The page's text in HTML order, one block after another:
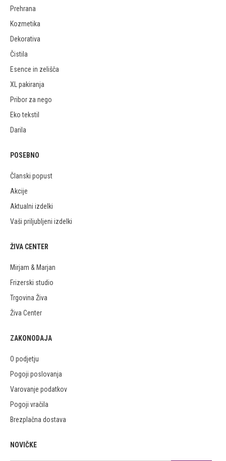
Prehrana
Kozmetika
Dekorativa
Čistila
Esence in zelišča
XL pakiranja
Pribor za nego
Eko tekstil
Darila
POSEBNO
Članski popust
Akcije
Aktualni izdelki
Vaši priljubljeni izdelki
ŽIVA CENTER
Mirjam & Marjan
Frizerski studio
Trgovina Živa
Živa Center
ZAKONODAJA
O podjetju
Pogoji poslovanja
Varovanje podatkov
Pogoji vračila
Brezplačna dostava
NOVIČKE